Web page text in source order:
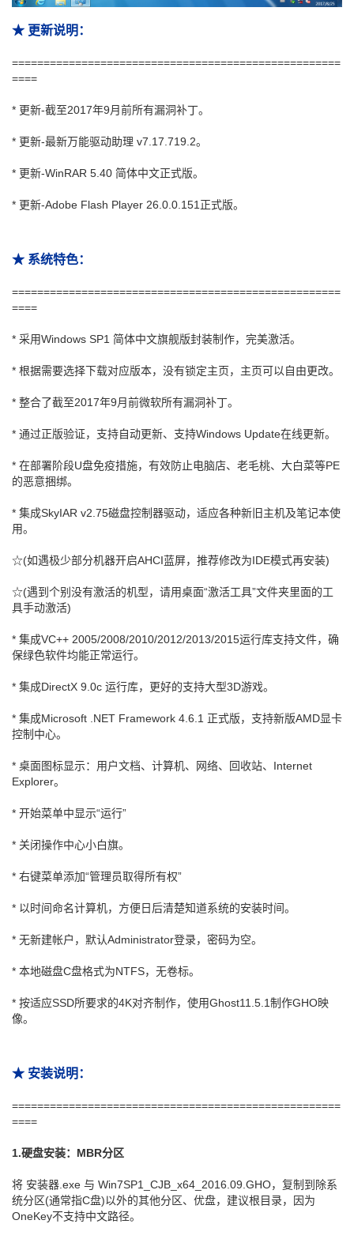
★ 更新说明：
====================================================
====
* 更新-截至2017年9月前所有漏洞补丁。
* 更新-最新万能驱动助理 v7.17.719.2。
* 更新-WinRAR 5.40 简体中文正式版。
* 更新-Adobe Flash Player 26.0.0.151正式版。
★ 系统特色：
====================================================
====
* 采用Windows SP1 简体中文旗舰版封装制作，完美激活。
* 根据需要选择下载对应版本，没有锁定主页，主页可以自由更改。
* 整合了截至2017年9月前微软所有漏洞补丁。
* 通过正版验证，支持自动更新、支持Windows Update在线更新。
* 在部署阶段U盘免疫措施，有效防止电脑店、老毛桃、大白菜等PE
的恶意捆绑。
* 集成SkyIAR v2.75磁盘控制器驱动，适应各种新旧主机及笔记本使
用。
☆(如遇极少部分机器开启AHCI蓝屏，推荐修改为IDE模式再安装)
☆(遇到个别没有激活的机型，请用桌面“激活工具”文件夹里面的工
具手动激活)
* 集成VC++ 2005/2008/2010/2012/2013/2015运行库支持文件，确
保绿色软件均能正常运行。
* 集成DirectX 9.0c 运行库，更好的支持大型3D游戏。
* 集成Microsoft .NET Framework 4.6.1 正式版，支持新版AMD显卡
控制中心。
* 桌面图标显示：用户文档、计算机、网络、回收站、Internet
Explorer。
* 开始菜单中显示“运行”
* 关闭操作中心小白旗。
* 右键菜单添加“管理员取得所有权”
* 以时间命名计算机，方便日后清楚知道系统的安装时间。
* 无新建帐户，默认Administrator登录，密码为空。
* 本地磁盘C盘格式为NTFS，无卷标。
* 按适应SSD所要求的4K对齐制作，使用Ghost11.5.1制作GHO映
像。
★ 安装说明：
====================================================
====
1.硬盘安装：MBR分区
将 安装器.exe 与 Win7SP1_CJB_x64_2016.09.GHO，复制到除系
统分区(通常指C盘)以外的其他分区、优盘，建议根目录，因为
OneKey不支持中文路径。